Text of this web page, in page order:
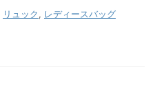
リュック, レディースバッグ